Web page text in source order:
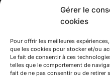
Gérer le
cookies
Pour offrir les meilleures
que les cookies pour stocker et/ou
Le fait de consentir à ces
telles que le comportement de
fait de ne pas consentir ou de retirer
Téléphone : 04 78 53